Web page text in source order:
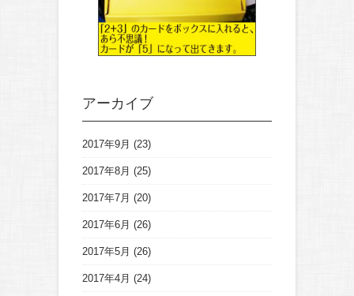
アーカイブ
2017年9月 (23)
2017年8月 (25)
2017年7月 (20)
2017年6月 (26)
2017年5月 (26)
2017年4月 (24)